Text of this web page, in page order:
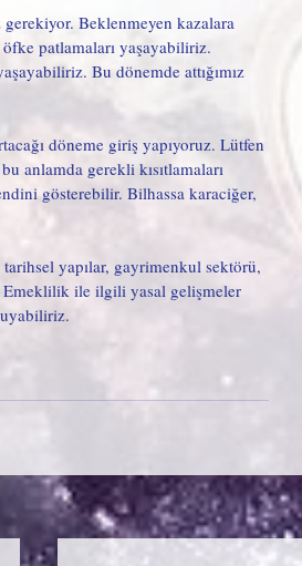
gerekiyor. Beklenmeyen kazalara
patlamaları yaşayabiliriz.
Bu dönemde attığımız
döneme giriş yapıyoruz. Lütfen
anlamda gerekli kısıtlamaları
gösterebilir. Bilhassa karaciğer,
yapılar, gayrimenkul sektörü,
Emeklilik ile ilgili yasal gelişmeler